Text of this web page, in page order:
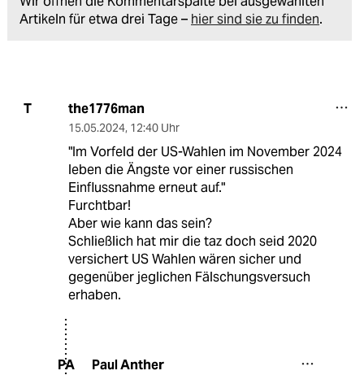
Artikeln für etwa drei Tage – hier sind sie zu finden.
T the1776man
15.05.2024, 12:40 Uhr
"Im Vorfeld der US-Wahlen im November 2024
leben die Ängste vor einer russischen
Einflussnahme erneut auf."
Furchtbar!
Aber wie kann das sein?
Schließlich hat mir die taz doch seid 2020
versichert US Wahlen wären sicher und
gegenüber jeglichen Fälschungsversuch
erhaben.
PA Paul Anther